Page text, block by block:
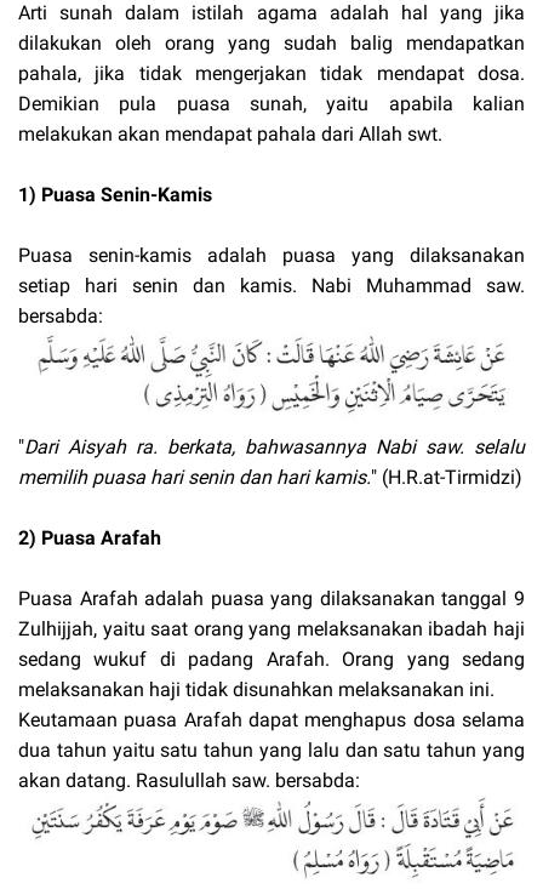
Arti sunah dalam istilah agama adalah hal yang jika
dilakukan oleh orang yang sudah balig mendapatkan
pahala, jika tidak mengerjakan tidak mendapat dosa.
Demikian pula puasa sunah, yaitu apabila kalian
melakukan akan mendapat pahala dari Allah swt.
1) Puasa Senin-Kamis
Puasa senin-kamis adalah puasa yang dilaksanakan
setiap hari senin dan kamis. Nabi Muhammad saw.
bersabda:
"Dari Aisyah ra. berkata, bahwasannya Nabi saw. selalu
memilih puasa hari senin dan hari kamis." (H.R.at-Tirmidzi)
2) Puasa Arafah
Puasa Arafah adalah puasa yang dilaksanakan tanggal 9
Zulhijjah, yaitu saat orang yang melaksanakan ibadah haji
sedang wukuf di padang Arafah. Orang yang sedang
melaksanakan haji tidak disunahkan melaksanakan ini.
Keutamaan puasa Arafah dapat menghapus dosa selama
dua tahun yaitu satu tahun yang lalu dan satu tahun yang
akan datang. Rasulullah saw. bersabda: